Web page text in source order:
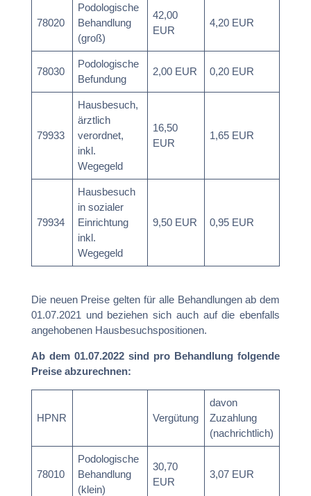
78020
Podologische
Behandlung
(groß)
42,00
EUR
4,20 EUR
78030
Podologische
Befundung
2,00 EUR 0,20 EUR
79933
Hausbesuch,
ärztlich
verordnet,
inkl.
Wegegeld
16,50
EUR
1,65 EUR
79934
Hausbesuch
in sozialer
Einrichtung
inkl.
Wegegeld
9,50 EUR 0,95 EUR
Die neuen Preise gelten für alle Behandlungen ab dem
01.07.2021 und beziehen sich auch auf die ebenfalls
angehobenen Hausbesuchspositionen.
Ab dem 01.07.2022 sind pro Behandlung folgende
Preise abzurechnen:
HPNR Vergütung
davon
Zuzahlung
(nachrichtlich)
78010
Podologische
Behandlung
(klein)
30,70
EUR
3,07 EUR